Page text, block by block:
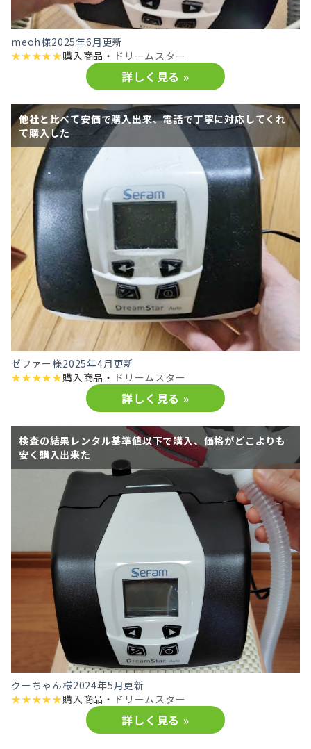
meoh様2025年6月更新
★★★★★購入商品・ ドリームスター
詳しく見る »
他社と比べて安価で購入出来、電話で丁寧に対応してくれ
て購入した
ゼファー様2025年4月更新
★★★★★購入商品・ ドリームスター
詳しく見る »
検査の結果レンタル基準値以下で購入、価格がどこよりも
安く購入出来た
クーちゃん様2024年5月更新
★★★★★購入商品・ ドリームスター
詳しく見る »